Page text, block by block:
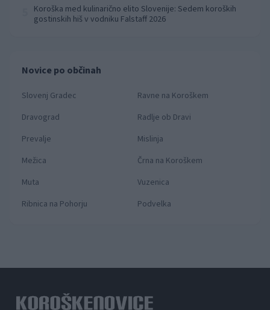
Koroška med kulinarično elito Slovenije: Sedem koroških
gostinskih hiš v vodniku Falstaff 2026
Novice po občinah
Slovenj Gradec
Ravne na Koroškem
Dravograd
Radlje ob Dravi
Prevalje
Mislinja
Mežica
Črna na Koroškem
Muta
Vuzenica
Ribnica na Pohorju
Podvelka